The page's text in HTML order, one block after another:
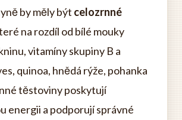
by měly být celozrnné
na rozdíl od bílé mouky
vitamíny skupiny B a
quinoa, hnědá rýže, pohanka
těstoviny poskytují
energii a podporují správné